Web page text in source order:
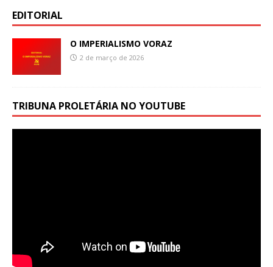
EDITORIAL
O IMPERIALISMO VORAZ
2 de março de 2026
TRIBUNA PROLETÁRIA NO YOUTUBE